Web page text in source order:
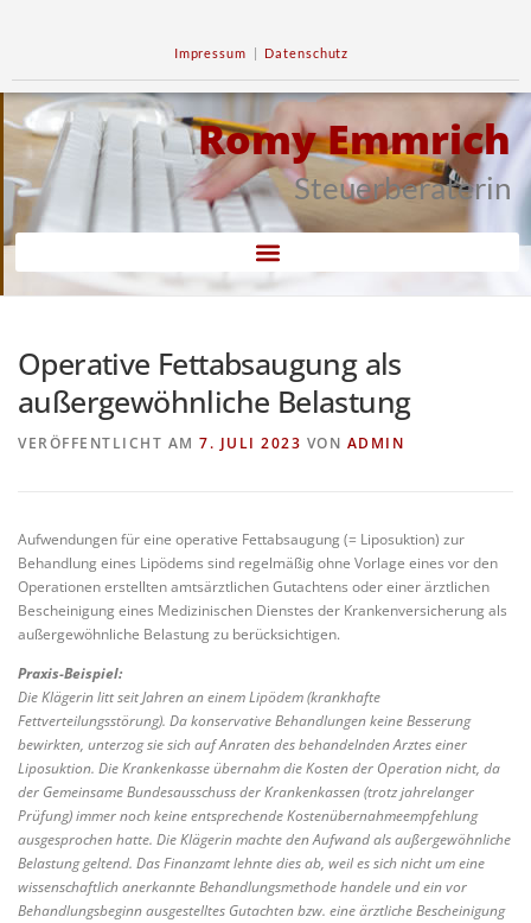
Impressum | Datenschutz
Romy Emmrich
Steuerberaterin
Operative Fettabsaugung als
außergewöhnliche Belastung
VERÖFFENTLICHT AM 7. JULI 2023 VON ADMIN
Aufwendungen für eine operative Fettabsaugung (= Liposuktion) zur
Behandlung eines Lipödems sind regelmäßig ohne Vorlage eines vor den
Operationen erstellten amtsärztlichen Gutachtens oder einer ärztlichen
Bescheinigung eines Medizinischen Dienstes der Krankenversicherung als
außergewöhnliche Belastung zu berücksichtigen.
Praxis-Beispiel:
Die Klägerin litt seit Jahren an einem Lipödem (krankhafte
Fettverteilungsstörung). Da konservative Behandlungen keine Besserung
bewirkten, unterzog sie sich auf Anraten des behandelnden Arztes einer
Liposuktion. Die Krankenkasse übernahm die Kosten der Operation nicht, da
der Gemeinsame Bundesausschuss der Krankenkassen (trotz jahrelanger
Prüfung) immer noch keine entsprechende Kostenübernahmeempfehlung
ausgesprochen hatte. Die Klägerin machte den Aufwand als außergewöhnliche
Belastung geltend. Das Finanzamt lehnte dies ab, weil es sich nicht um eine
wissenschaftlich anerkannte Behandlungsmethode handele und ein vor
Behandlungsbeginn ausgestelltes Gutachten bzw. eine ärztliche Bescheinigung